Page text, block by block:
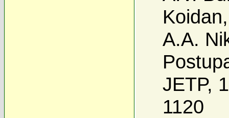
Koidan
A.A.
JETP,
1120